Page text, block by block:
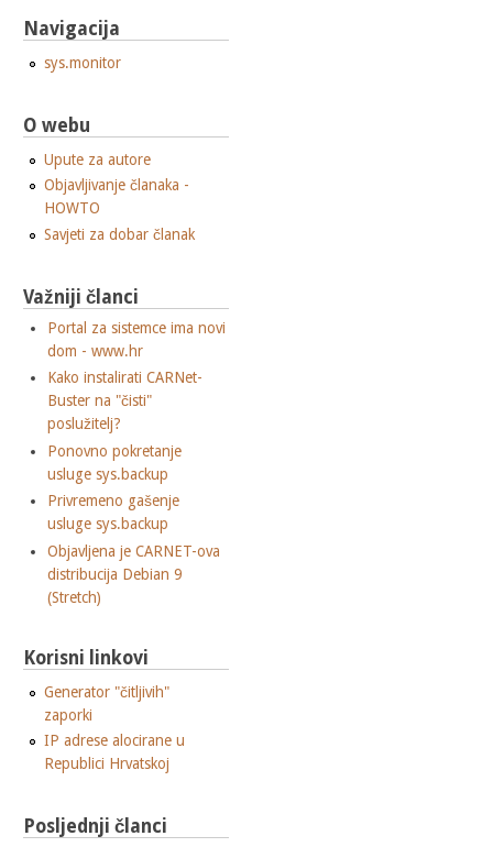
Navigacija
sys.monitor
O webu
Upute za autore
Objavljivanje članaka -
HOWTO
Savjeti za dobar članak
Važniji članci
Portal za sistemce ima novi
dom - www.hr
Kako instalirati CARNet-
Buster na "čisti"
poslužitelj?
Ponovno pokretanje
usluge sys.backup
Privremeno gašenje
usluge sys.backup
Objavljena je CARNET-ova
distribucija Debian 9
(Stretch)
Korisni linkovi
Generator "čitljivih"
zaporki
IP adrese alocirane u
Republici Hrvatskoj
Posljednji članci